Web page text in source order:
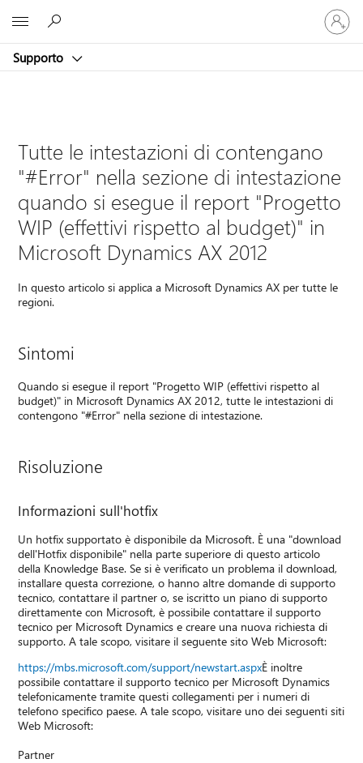
Supporto
Accedi
con
il
account
Tutte le intestazioni di contengano
"#Error" nella sezione di intestazione
quando si esegue il report "Progetto
WIP (effettivi rispetto al budget)" in
Microsoft Dynamics AX 2012
In questo articolo si applica a Microsoft Dynamics AX per tutte le
regioni.
Sintomi
Quando si esegue il report "Progetto WIP (effettivi rispetto al
budget)" in Microsoft Dynamics AX 2012, tutte le intestazioni di
contengono "#Error" nella sezione di intestazione.
Risoluzione
Informazioni sull'hotfix
Un hotfix supportato è disponibile da Microsoft. È una "download
dell'Hotfix disponibile" nella parte superiore di questo articolo
della Knowledge Base. Se si è verificato un problema il download,
installare questa correzione, o hanno altre domande di supporto
tecnico, contattare il partner o, se iscritto un piano di supporto
direttamente con Microsoft, è possibile contattare il supporto
tecnico per Microsoft Dynamics e creare una nuova richiesta di
supporto. A tale scopo, visitare il seguente sito Web Microsoft:
https://mbs.microsoft.com/support/newstart.aspxÈ inoltre
possibile contattare il supporto tecnico per Microsoft Dynamics
telefonicamente tramite questi collegamenti per i numeri di
telefono specifico paese. A tale scopo, visitare uno dei seguenti siti
Web Microsoft:
Partner